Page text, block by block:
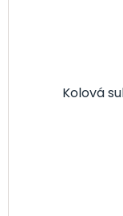
Kolová